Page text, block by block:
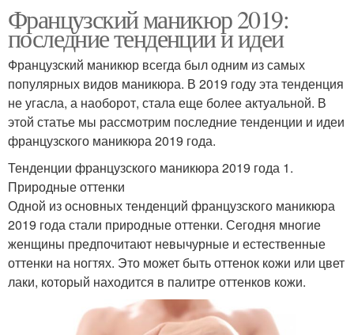
Французский маникюр 2019:
последние тенденции и идеи
Французский маникюр всегда был одним из самых
популярных видов маникюра. В 2019 году эта тенденция
не угасла, а наоборот, стала еще более актуальной. В
этой статье мы рассмотрим последние тенденции и идеи
французского маникюра 2019 года.
Тенденции французского маникюра 2019 года 1.
Природные оттенки
Одной из основных тенденций французского маникюра
2019 года стали природные оттенки. Сегодня многие
женщины предпочитают невычурные и естественные
оттенки на ногтях. Это может быть оттенок кожи или цвет
лаки, который находится в палитре оттенков кожи.